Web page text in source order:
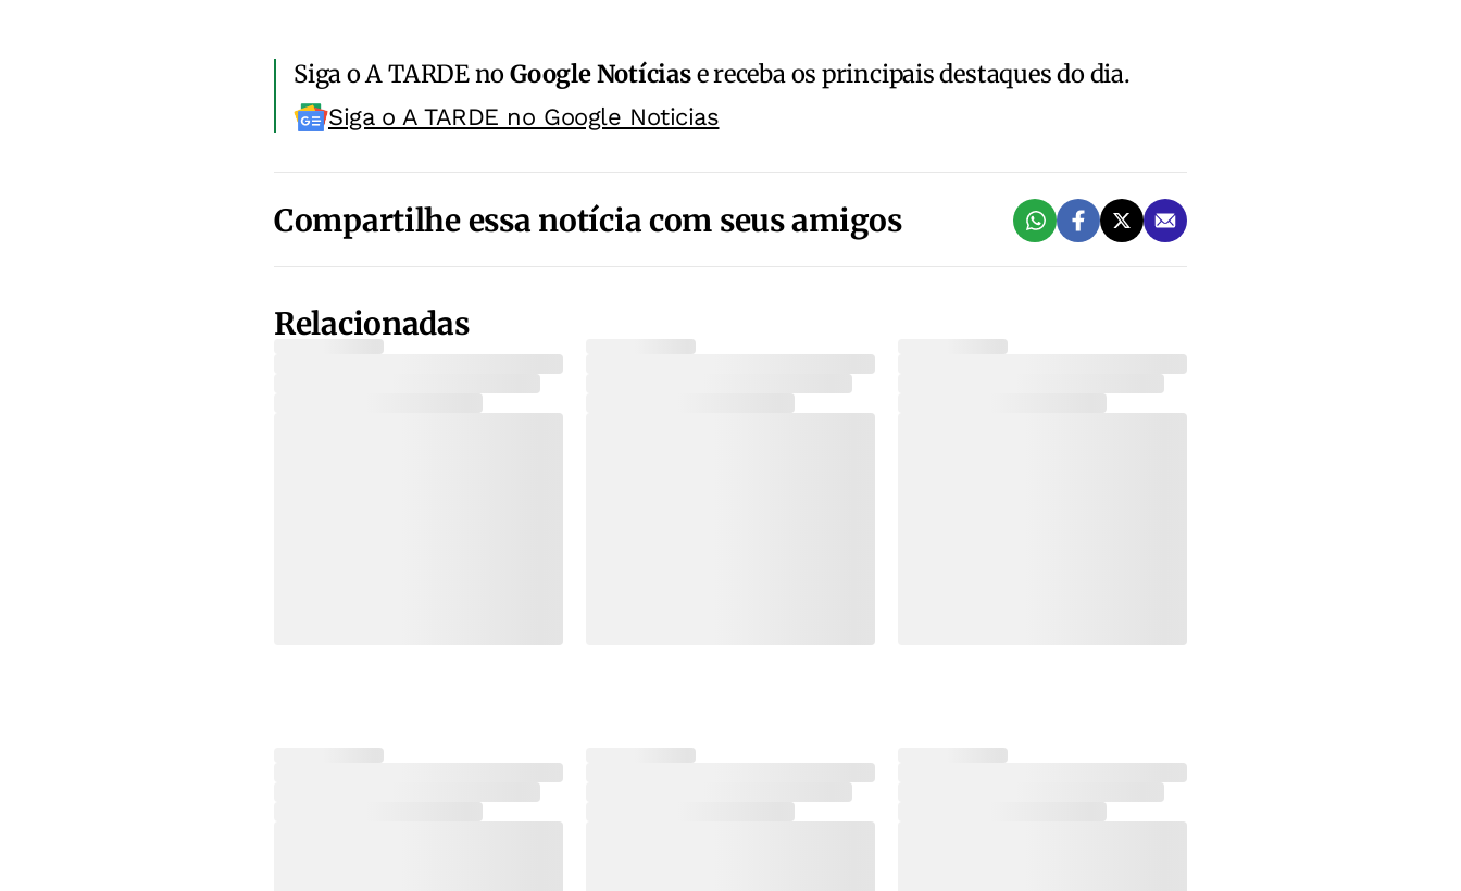
Siga o A TARDE noGoogle Notíciase receba os principais destaques do dia.
Siga o A TARDE no Google Noticias
Compartilhe essa notícia com seus amigos
Relacionadas